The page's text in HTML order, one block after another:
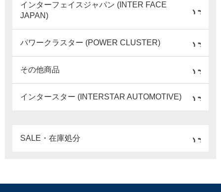
インターフェイスジャパン (INTER FACE
JAPAN)
パワークラスター (POWER CLUSTER)
その他商品
インタースター (INTERSTAR AUTOMOTIVE)
SALE・在庫処分